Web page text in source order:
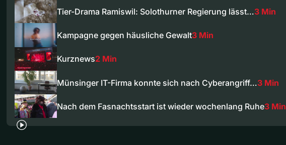
Tier-Drama Ramiswil: Solothurner Regierung lässt…3 Min
Kampagne gegen häusliche Gewalt3 Min
Kurznews2 Min
Münsinger IT-Firma konnte sich nach Cyberangriff…3 Min
Nach dem Fasnachtsstart ist wieder wochenlang Ruhe3 Min